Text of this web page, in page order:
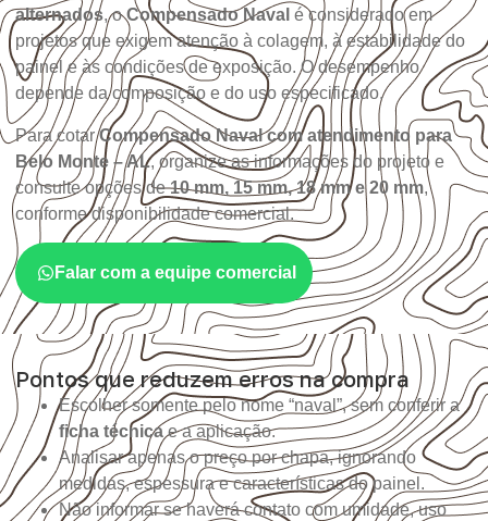
alternados, oCompensado Naval é considerado em
projetos que exigem atenção à colagem, à estabilidade do
painel e às condições de exposição. O desempenho
depende da composição e do uso especificado.
Para cotarCompensado Naval com atendimento para
Belo Monte – AL, organize as informações do projeto e
consulte opções de10 mm, 15 mm, 18 mm e 20 mm,
conforme disponibilidade comercial.
Falar com a equipe comercial
Pontos que reduzem erros na compra
Escolher somente pelo nome “naval”, sem conferir a
ficha técnicae a aplicação.
Analisar apenas o preço por chapa, ignorando
medidas, espessura e características do painel.
Não informar se haverá contato com umidade, uso